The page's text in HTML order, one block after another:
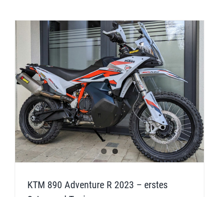
KTM 890 Adventure R 2023 – erstes